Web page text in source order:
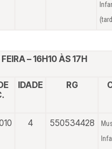
– 16H10 ÀS 17H
IDADE RG
4 550534428